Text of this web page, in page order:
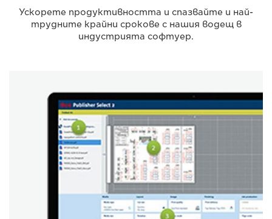
Ускорете продуктивността и спазвайте и най-
трудните крайни срокове с нашия водещ в
индустрията софтуер.